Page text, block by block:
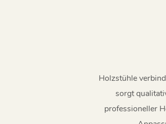
Holzstühle
sorgt
professioneller